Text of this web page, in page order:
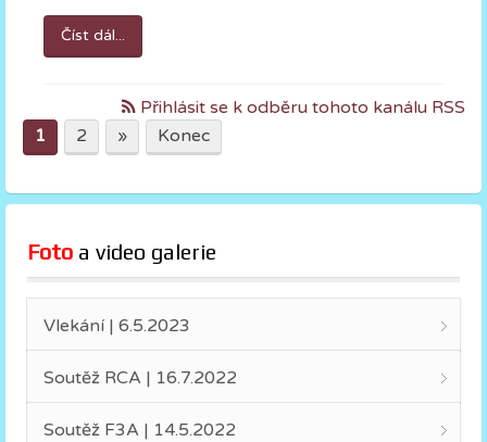
Číst dál...
Přihlásit se k odběru tohoto kanálu RSS
1
2 » Konec
Foto a video galerie
Vlekání | 6.5.2023
Soutěž RCA | 16.7.2022
Soutěž F3A | 14.5.2022